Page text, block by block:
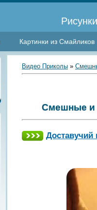
Картинки из Смайликов
Видео Приколы »
Смешные и
Доставучий